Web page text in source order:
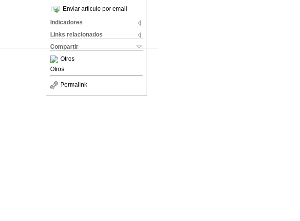
Enviar articulo por email
Indicadores
Links relacionados
Compartir
Otros
Otros
Permalink